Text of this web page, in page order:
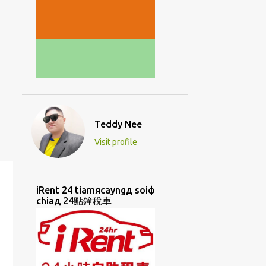
Teddy Nee
Visit profile
iRent 24 tiamяcayngд soiф
chiaд 24點鐘稅車